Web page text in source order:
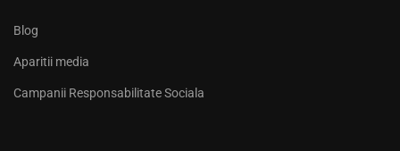
Blog
Aparitii media
Campanii Responsabilitate Sociala